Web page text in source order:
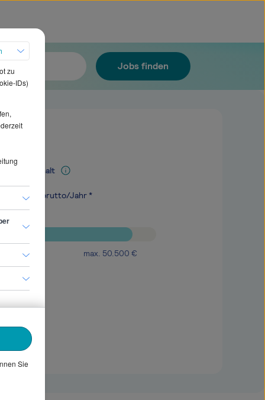
Jobs finden
Mediangehalt
brutto/Jahr *
max. 50.500 €
zu
IDs)
Sie